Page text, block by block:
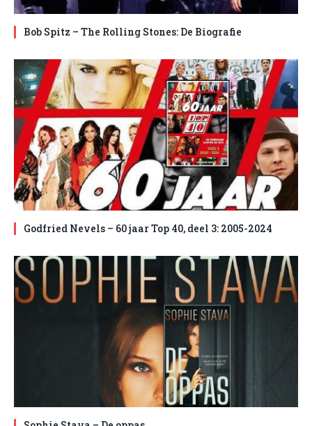
Bob Spitz – The Rolling Stones: De Biografie
Godfried Nevels – 60 jaar Top 40, deel 3: 2005-2024